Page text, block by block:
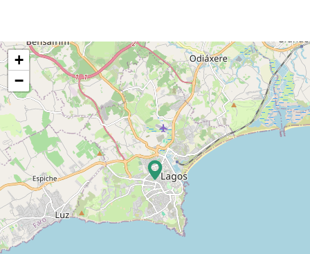
+
−